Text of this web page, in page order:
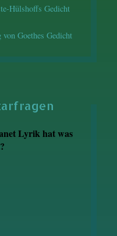
Hülshoffs Gedicht
Goethes Gedicht
Lyrik hat was